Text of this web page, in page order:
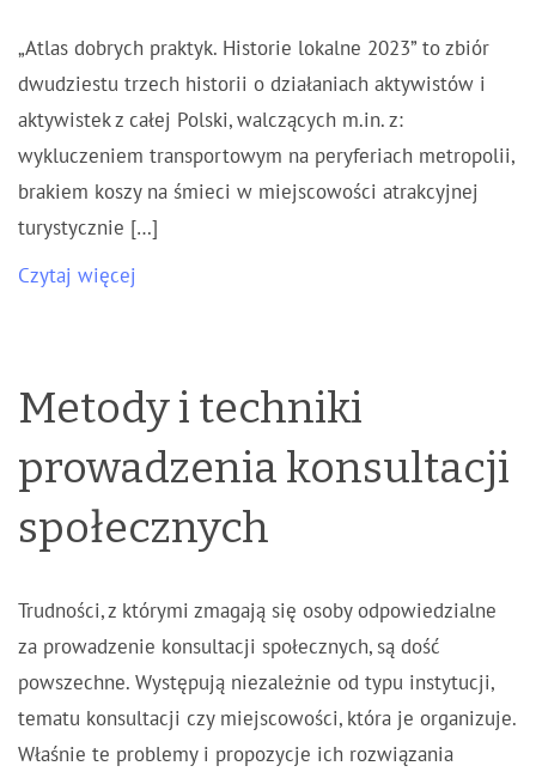
„Atlas dobrych praktyk. Historie lokalne 2023” to zbiór
dwudziestu trzech historii o działaniach aktywistów i
aktywistek z całej Polski, walczących m.in. z:
wykluczeniem transportowym na peryferiach metropolii,
brakiem koszy na śmieci w miejscowości atrakcyjnej
turystycznie […]
Czytaj więcej
Metody i techniki
prowadzenia konsultacji
społecznych
Trudności, z którymi zmagają się osoby odpowiedzialne
za prowadzenie konsultacji społecznych, są dość
powszechne. Występują niezależnie od typu instytucji,
tematu konsultacji czy miejscowości, która je organizuje.
Właśnie te problemy i propozycje ich rozwiązania